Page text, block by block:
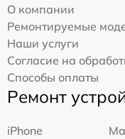
О компании
Ремонтируемые
Наши услуги
Согласие на
Способы оплаты
Ремонт
iPhone